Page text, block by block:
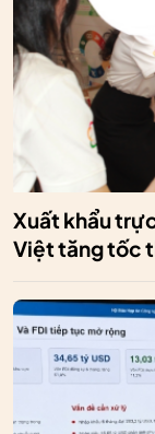
Xuất khẩu
Việt tăng tốc